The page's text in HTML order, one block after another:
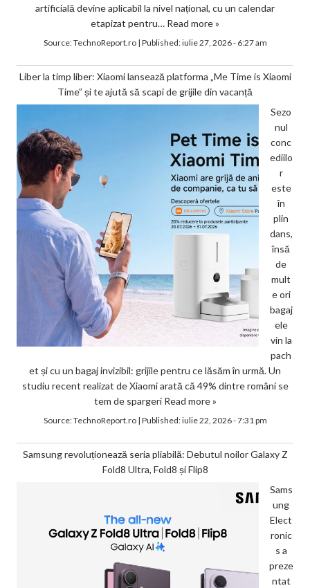
artificială devine aplicabil la nivel național, cu un calendar
etapizat pentru… Read more »
Source:TechnoReport.ro| Published:iulie 27, 2026 - 6:27 am
Liber la timp liber: Xiaomi lansează platforma „Me Time is Xiaomi
Time” și te ajută să scapi de grijile din vacanță
Sezo
nul
conc
ediilo
r
este
în
plin
dans,
însă
de
mult
e ori
bagaj
ele
vin la
pach
et și cu un bagaj invizibil: grijile pentru ce lăsăm în urmă. Un
studiu recent realizat de Xiaomi arată că 49% dintre români se
tem de spargeri Read more »
Source:TechnoReport.ro| Published:iulie 22, 2026 - 7:31 pm
Samsung revoluționează seria pliabilă: Debutul noilor Galaxy Z
Fold8 Ultra, Fold8 și Flip8
Sams
ung
Elect
ronic
s a
preze
ntat